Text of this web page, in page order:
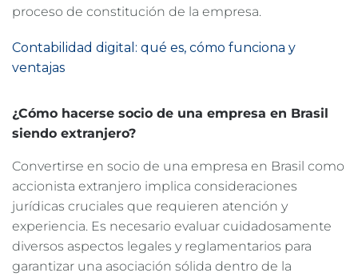
proceso de constitución de la empresa.
Contabilidad digital: qué es, cómo funciona y
ventajas
¿Cómo hacerse socio de una empresa en Brasil
siendo extranjero?
Convertirse en socio de una empresa en Brasil como
accionista extranjero implica consideraciones
jurídicas cruciales que requieren atención y
experiencia. Es necesario evaluar cuidadosamente
diversos aspectos legales y reglamentarios para
garantizar una asociación sólida dentro de la